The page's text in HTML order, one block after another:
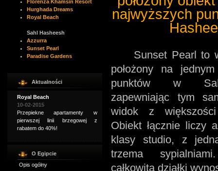
Florenza Khamsin Resort
Hurghada Dreams
Royal Beach
Sahl Hasheesh
Azzurra
Sunset Pearl
Paradise Gardens
Aktualności
Royal Beach
10-02-2015
Przepiekne apartamenty w
pierwszej linii brzegowej z
rabatem do 40%!
O Egipcie
Opis ogólny
najwyższych
Sunset Pearl to
położony na
punktów w
zapewniając tym
widok z większości
Obiekt łącznie liczy
klasy studio, z
trzema
całkowita działki